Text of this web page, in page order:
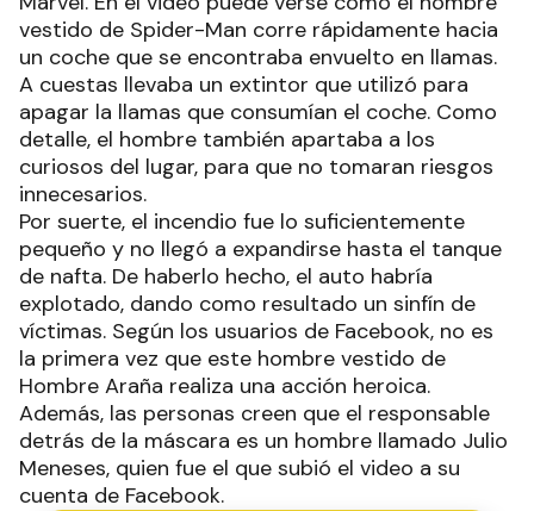
vestido de Spider-Man corre rápidamente hacia
un coche que se encontraba envuelto en llamas.
A cuestas llevaba un extintor que utilizó para
apagar la llamas que consumían el coche. Como
detalle, el hombre también apartaba a los
curiosos del lugar, para que no tomaran riesgos
innecesarios.
Por suerte, el incendio fue lo suficientemente
pequeño y no llegó a expandirse hasta el tanque
de nafta. De haberlo hecho, el auto habría
explotado, dando como resultado un sinfín de
víctimas. Según los usuarios de Facebook, no es
la primera vez que este hombre vestido de
Hombre Araña realiza una acción heroica.
Además, las personas creen que el responsable
detrás de la máscara es un hombre llamado Julio
Meneses, quien fue el que subió el video a su
cuenta de Facebook.